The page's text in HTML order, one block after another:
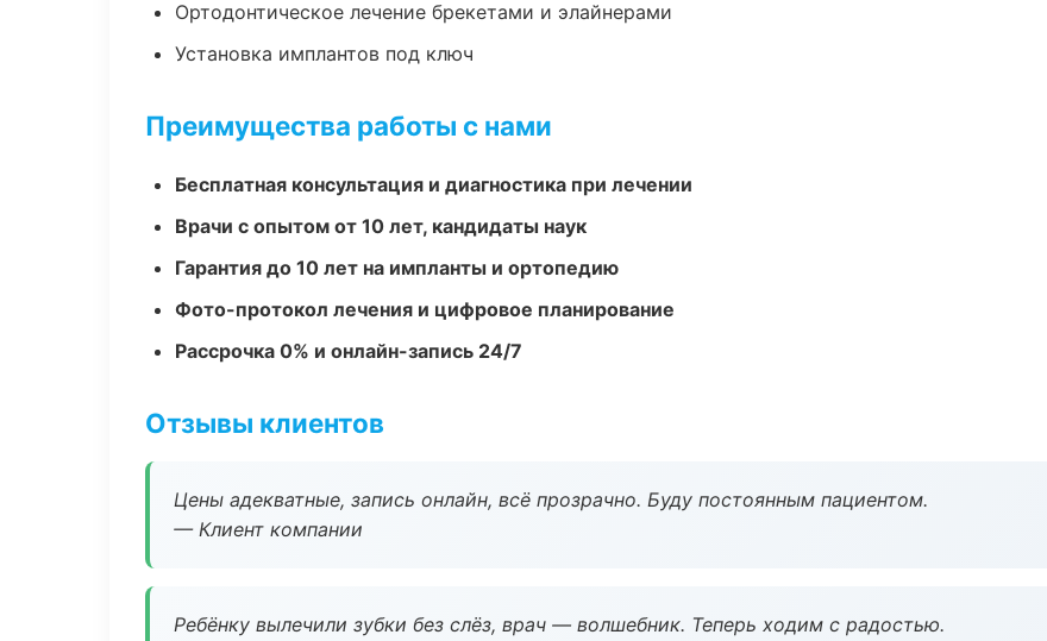
Ортодонтическое лечение брекетами и элайнерами
Установка имплантов под ключ
Преимущества работы с нами
Бесплатная консультация и диагностика при лечении
Врачи с опытом от 10 лет, кандидаты наук
Гарантия до 10 лет на импланты и ортопедию
Фото-протокол лечения и цифровое планирование
Рассрочка 0% и онлайн-запись 24/7
Отзывы клиентов
Цены адекватные, запись онлайн, всё прозрачно. Буду постоянным пациентом.
— Клиент компании
Ребёнку вылечили зубки без слёз, врач — волшебник. Теперь ходим с радостью.